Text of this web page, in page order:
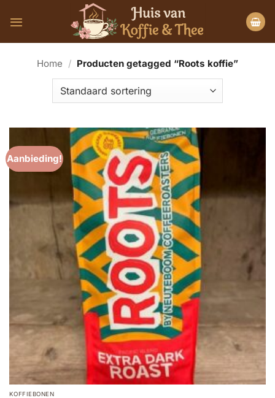
naar
Home / Producten getagged “Roots koffie”
Aanbieding!
KOFFIEBONEN